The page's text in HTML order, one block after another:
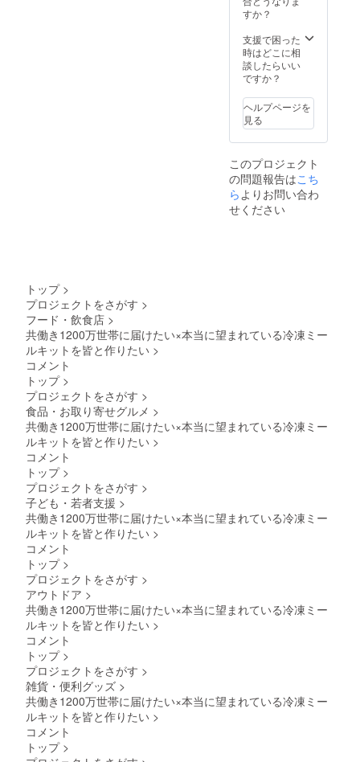
すか？
支援で困った
時はどこに相
談したらいい
ですか？
ヘルプページを
見る
このプロジェクト
の問題報告はこち
らよりお問い合わ
せください
トップ >
プロジェクトをさがす >
フード・飲食店 >
共働き1200万世帯に届けたい×本当に望まれている冷凍ミー
ルキットを皆と作りたい >
コメント
トップ >
プロジェクトをさがす >
食品・お取り寄せグルメ >
共働き1200万世帯に届けたい×本当に望まれている冷凍ミー
ルキットを皆と作りたい >
コメント
トップ >
プロジェクトをさがす >
子ども・若者支援 >
共働き1200万世帯に届けたい×本当に望まれている冷凍ミー
ルキットを皆と作りたい >
コメント
トップ >
プロジェクトをさがす >
アウトドア >
共働き1200万世帯に届けたい×本当に望まれている冷凍ミー
ルキットを皆と作りたい >
コメント
トップ >
プロジェクトをさがす >
雑貨・便利グッズ >
共働き1200万世帯に届けたい×本当に望まれている冷凍ミー
ルキットを皆と作りたい >
コメント
トップ >